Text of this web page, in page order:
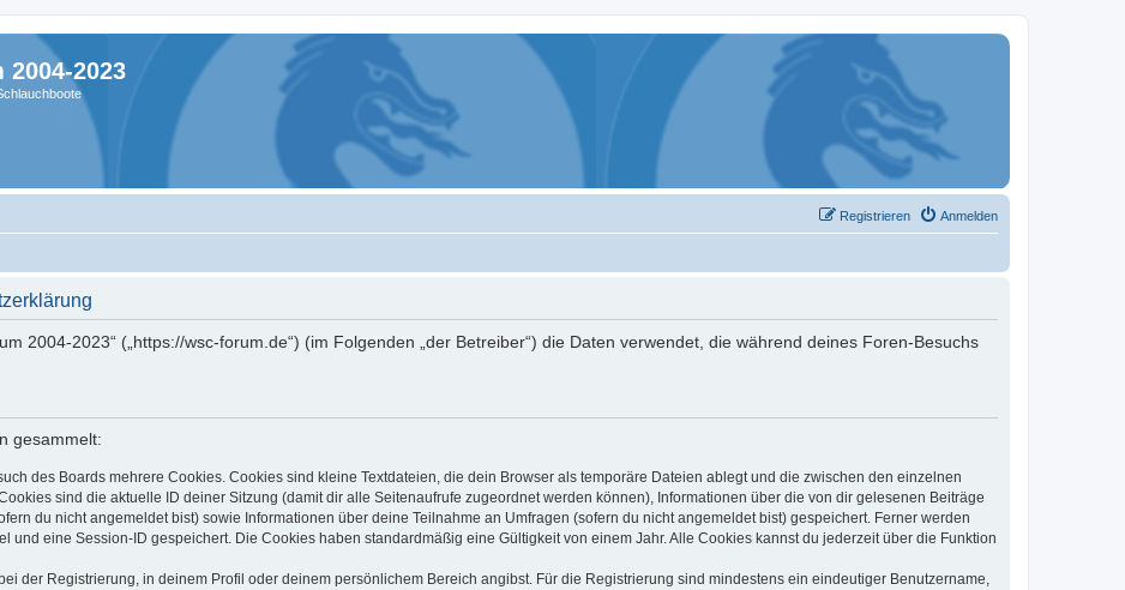
2004-2023
Anmelden
Registrieren
2004-2023“ („https://wsc-forum.de“) (im Folgenden „der Betreiber“) die Daten verwendet, die während deines Foren-Besuchs
gesammelt:
des Boards mehrere Cookies. Cookies sind kleine Textdateien, die dein Browser als temporäre Dateien ablegt und die zwischen den einzelnen
sind die aktuelle ID deiner Sitzung (damit dir alle Seitenaufrufe zugeordnet werden können), Informationen über die von dir gelesenen Beiträge
du nicht angemeldet bist) sowie Informationen über deine Teilnahme an Umfragen (sofern du nicht angemeldet bist) gespeichert. Ferner werden
und eine Session-ID gespeichert. Die Cookies haben standardmäßig eine Gültigkeit von einem Jahr. Alle Cookies kannst du jederzeit über die Funktion
der Registrierung, in deinem Profil oder deinem persönlichem Bereich angibst. Für die Registrierung sind mindestens ein eindeutiger Benutzername,